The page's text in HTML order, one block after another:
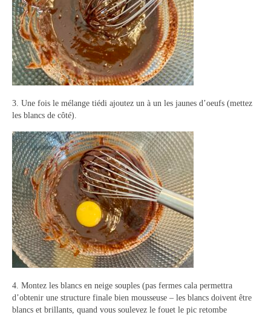
3. Une fois le mélange tiédi ajoutez un à un les jaunes d’oeufs (mettez
les blancs de côté).
4. Montez les blancs en neige souples (pas fermes cala permettra
d’obtenir une structure finale bien mousseuse – les blancs doivent être
blancs et brillants, quand vous soulevez le fouet le pic retombe